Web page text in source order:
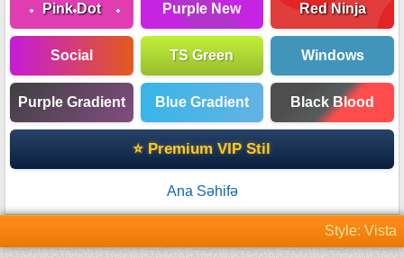
Pink Dot Purple New Red Ninja
Social TS Green Windows
Purple Gradient Blue Gradient Black Blood
⭐ Premium VIP Stil
Ana Səhifə
Style: Vista